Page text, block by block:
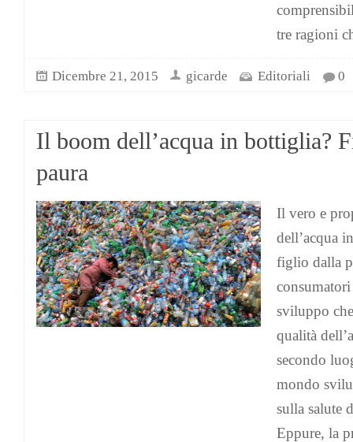
tre ragioni
Dicembre 21, 2015 gicarde Editoriali 0
Il boom dell’acqua in bottiglia?
paura
Il vero e
dell’acqua
figlio dalla
sviluppo
qualità
secondo
mondo
sulla salute
Eppure, la